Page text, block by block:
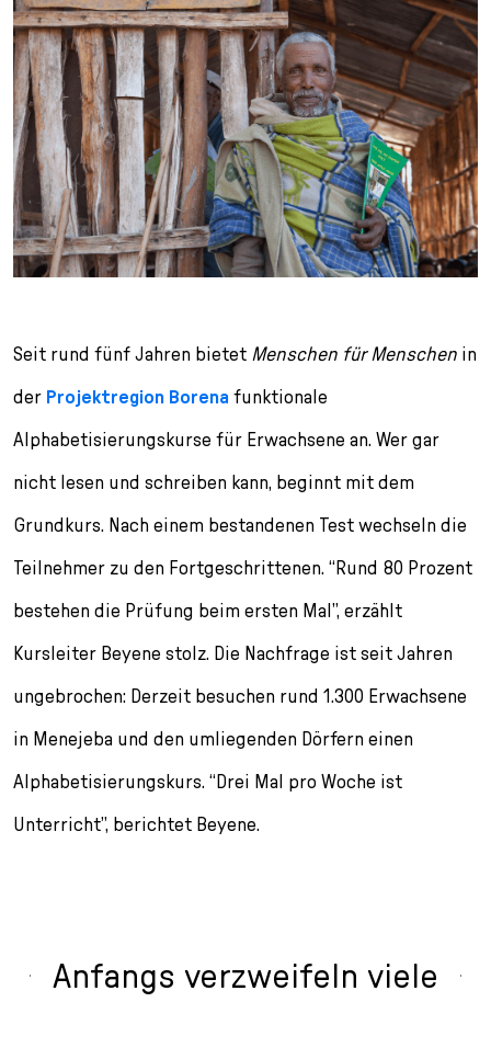
Seit rund fünf Jahren bietet Menschen für Menschen in
der Projektregion Borenafunktionale
Alphabetisierungskurse für Erwachsene an. Wer gar
nicht lesen und schreiben kann, beginnt mit dem
Grundkurs. Nach einem bestandenen Test wechseln die
Teilnehmer zu den Fortgeschrittenen. “Rund 80 Prozent
bestehen die Prüfung beim ersten Mal”, erzählt
Kursleiter Beyene stolz. Die Nachfrage ist seit Jahren
ungebrochen: Derzeit besuchen rund 1.300 Erwachsene
in Menejeba und den umliegenden Dörfern einen
Alphabetisierungskurs. “Drei Mal pro Woche ist
Unterricht”, berichtet Beyene.
Anfangs verzweifeln viele